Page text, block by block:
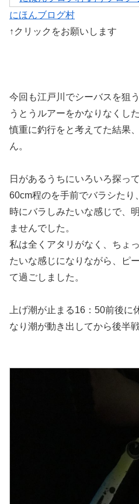
にほんブログ村
↑クリックをお願いします
今回も江戸川でシーバスを狙
うとうルアーをかなりなくし
慎重に釣行をと考えてた結果
ん。
日があるうちにいろいろ探っ
60cm程のを手前でバラシたり
時にバラしみたいな感じで、
ませんでした。
私は全くアタリがなく、ちょ
たいな感じになりながら、ピ
て過ごしました。
上げ潮が止まる16：50前後に
なり潮が動き出してから後半